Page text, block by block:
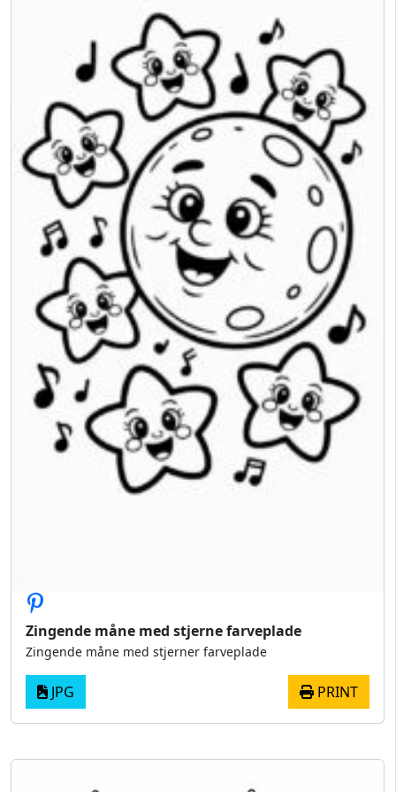
Zingende måne med stjerne farveplade
Zingende måne med stjerner farveplade
JPG PRINT